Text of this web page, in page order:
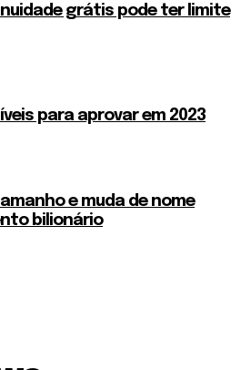
grátis pode ter limite
para aprovar em 2023
e muda de nome
bilionário